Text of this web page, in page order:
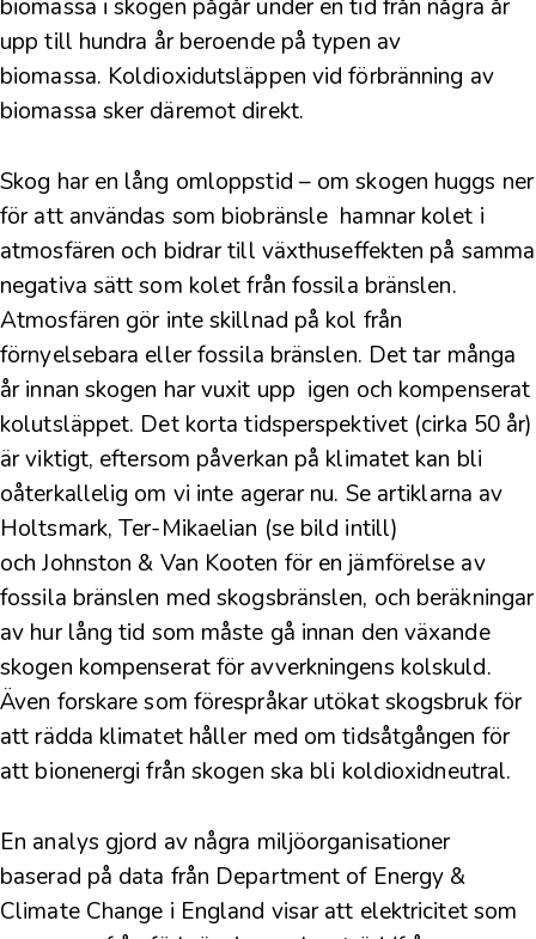
biomassa i skogen pågår under en tid från några år
upp till hundra år beroende på typen av
biomassa. Koldioxidutsläppen vid förbränning av
biomassa sker däremot direkt.
Skog har en lång omloppstid – om skogen huggs ner
för att användas som biobränsle hamnar kolet i
atmosfären och bidrar till växthuseffekten på samma
negativa sätt som kolet från fossila bränslen.
Atmosfären gör inte skillnad på kol från
förnyelsebara eller fossila bränslen. Det tar många
år innan skogen har vuxit upp igen och kompenserat
kolutsläppet. Det korta tidsperspektivet (cirka 50 år)
är viktigt, eftersom påverkan på klimatet kan bli
oåterkallelig om vi inte agerar nu. Se artiklarna av
Holtsmark,Ter-Mikaelian (se bild intill)
ochJohnston & Van Kooten för en jämförelse av
fossila bränslen med skogsbränslen, och beräkningar
av hur lång tid som måste gå innan den växande
skogen kompenserat för avverkningens kolskuld.
Även forskare som förespråkar utökat skogsbrukför
att rädda klimatet håller med om tidsåtgången för
att bionenergi från skogen ska bli koldioxidneutral.
En analys gjord av några miljöorganisationer
baserad på data från Department of Energy &
Climate Change i England visar att elektricitet som